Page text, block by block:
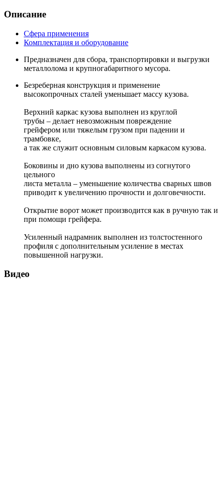
Описание
Сфера применения
Комплектация и оборудование
Предназначен для сбора, транспортировки и выгрузки
металлолома и крупногабаритного мусора.
Безреберная конструкция и применение
высокопрочных сталей уменьшает массу кузова.
Верхний каркас кузова выполнен из круглой
трубы – делает невозможным повреждение
грейфером или тяжелым грузом при падении и
трамбовке,
а так же служит основным силовым каркасом кузова.
Боковины и дно кузова выполнены из согнутого
цельного
листа металла – уменьшение количества сварных швов
приводит к увеличению прочности и долговечности.
Открытие ворот может производится как в ручную так и
при помощи грейфера.
Усиленный надрамник выполнен из толстостенного
профиля с дополнительным усиление в местах
повышенной нагрузки.
Видео